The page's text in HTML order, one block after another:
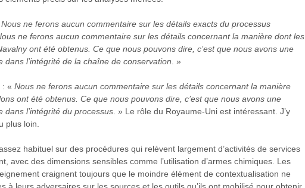
Nous ne ferons aucun commentaire sur les détails exacts du processus
ne ferons aucun commentaire sur les détails concernant la manière dont les
ont été obtenus. Ce que nous pouvons dire, c’est que nous avons une
dans l’intégrité de la chaîne de conservation . »
: « Nous ne ferons aucun commentaire sur les détails concernant la manière
ont été obtenus. Ce que nous pouvons dire, c’est que nous avons une
dans l’intégrité du processus . » Le rôle du Royaume-Uni est intéressant. J’y
plus loin.
habituel sur des procédures qui relèvent largement d’activités de services
avec des dimensions sensibles comme l’utilisation d’armes chimiques. Les
craignent toujours que le moindre élément de contextualisation ne
à leurs adversaires sur les sources et les outils qu’ils ont mobilisé pour obtenir